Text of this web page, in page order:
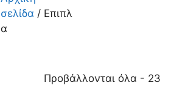
σελίδα / Επιπλ
α
Προβάλλονται όλα - 23